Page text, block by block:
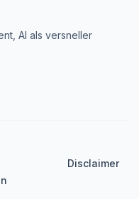
AI als versneller
Disclaimer